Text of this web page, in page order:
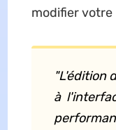
modifier votre
"L'édition
à